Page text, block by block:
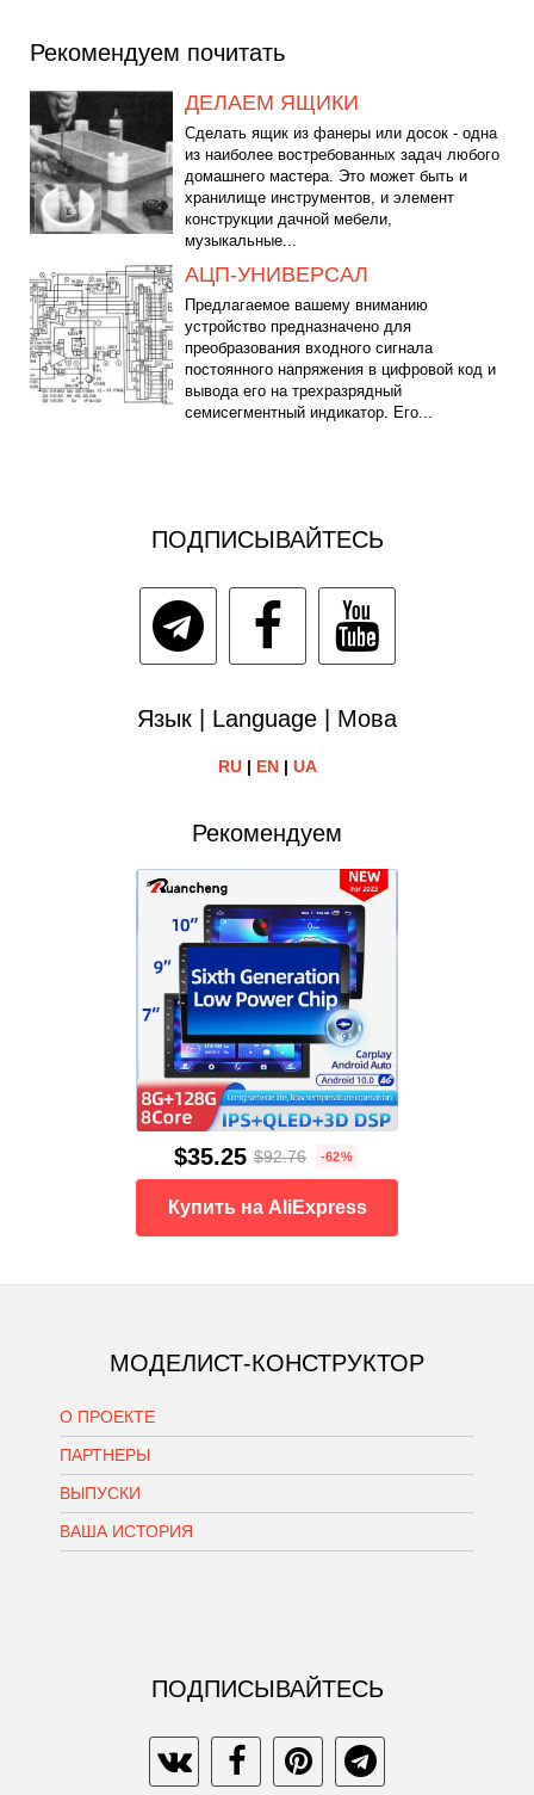
Рекомендуем почитать
ДЕЛАЕМ ЯЩИКИ
Сделать ящик из фанеры или досок - одна
из наиболее востребованных задач любого
домашнего мастера. Это может быть и
хранилище инструментов, и элемент
конструкции дачной мебели,
музыкальные...
АЦП-УНИВЕРСАЛ
Предлагаемое вашему вниманию
устройство предназначено для
преобразования входного сигнала
постоянного напряжения в цифровой код и
вывода его на трехразрядный
семисегментный индикатор. Его...
ПОДПИСЫВАЙТЕСЬ
Язык | Language | Мова
RU| EN| UA
Рекомендуем
$35.25 $92.76 -62%
Купить на AliExpress
МОДЕЛИСТ-КОНСТРУКТОР
О ПРОЕКТЕ
ПАРТНЕРЫ
ВЫПУСКИ
ВАША ИСТОРИЯ
ПОДПИСЫВАЙТЕСЬ